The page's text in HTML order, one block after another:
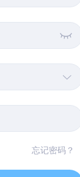


忘记密码？